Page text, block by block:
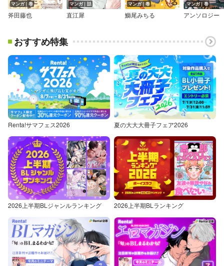
マンガ｜巻
斧田藤也
マンガ｜話
直江犀
マンガ｜巻
鰤尾みちる
マンガ｜巻
アンソロジー
おすすめ特集
Renta!サマフェス2026 夏の大大大冊子フェア2026
2026上半期BLジャンルランキング 2026上半期BLランキング